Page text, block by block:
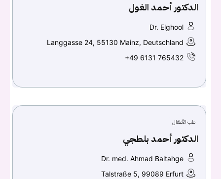
تسجيل الدخول
Google
الدكتور أحمد الغول
Dr. Elghool
Langgasse 24, 55130 Mainz, Deutschland
+49 6131 765432
طب الأطفال
الدكتور أحمد بلطجي
Dr. med. Ahmad Baltahge
Talstraße 5, 99089 Erfurt